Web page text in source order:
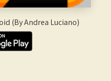
(By Andrea Luciano)